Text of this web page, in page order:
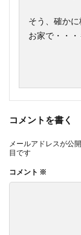
そう、確かに
お家で・・・
コメントを書く
メールアドレスが公
目です
コメント ※